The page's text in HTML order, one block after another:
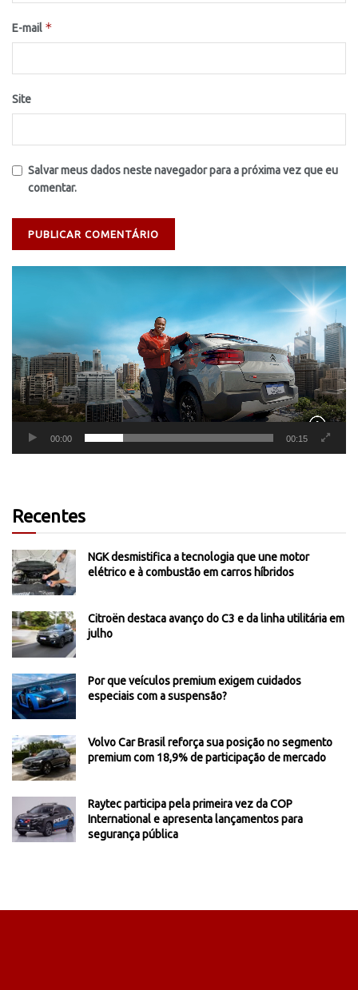
E-mail *
Site
Salvar meus dados neste navegador para a próxima vez que eu
comentar.
00:00 00:15
Recentes
NGK desmistifica a tecnologia que une motor
elétrico e à combustão em carros híbridos
Citroën destaca avanço do C3 e da linha utilitária em
julho
Por que veículos premium exigem cuidados
especiais com a suspensão?
Volvo Car Brasil reforça sua posição no segmento
premium com 18,9% de participação de mercado
Raytec participa pela primeira vez da COP
International e apresenta lançamentos para
segurança pública